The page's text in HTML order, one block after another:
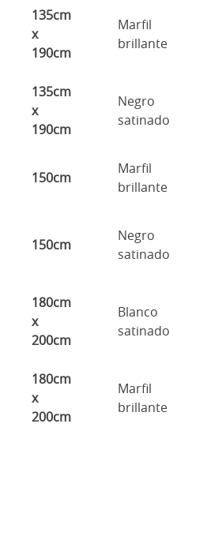
135cm
x
190cm
Marfil
brillante
135cm
x
190cm
Negro
satinado
150cm
Marfil
brillante
150cm
Negro
satinado
180cm
x
200cm
Blanco
satinado
180cm
x
200cm
Marfil
brillante